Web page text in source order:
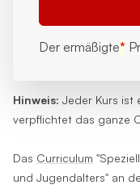
Hinweis: Jeder Kurs ist
verpflichtet das ganze
Das Curriculum
und Jugendalters" an
Der ermäßigte*